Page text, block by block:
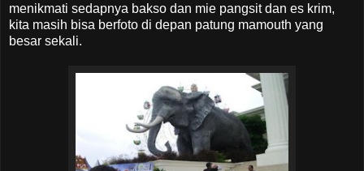
menikmati sedapnya bakso dan mie pangsit dan es krim,
kita masih bisa berfoto di depan patung mamouth yang
besar sekali.